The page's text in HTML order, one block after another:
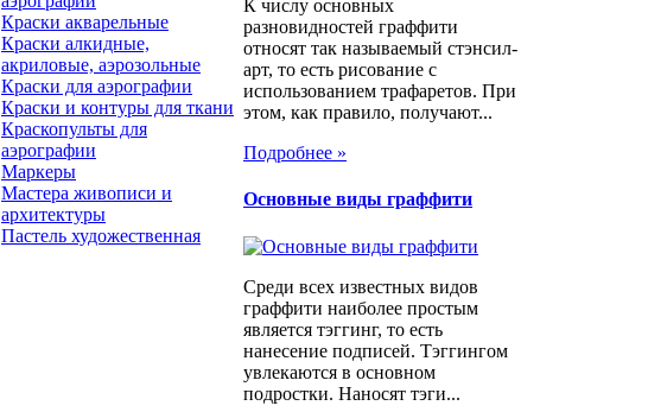
Краски акварельные
Краски алкидные,
акриловые, аэрозольные
Краски для аэрографии
Краски и контуры для ткани
Краскопульты для
аэрографии
Маркеры
Мастера живописи и
архитектуры
Пастель художественная
К числу основных
разновидностей граффити
относят так называемый стэнсил-
арт, то есть рисование с
использованием трафаретов. При
этом, как правило, получают...
Подробнее »
Основные виды граффити
Среди всех известных видов
граффити наиболее простым
является тэггинг, то есть
нанесение подписей. Тэггингом
увлекаются в основном
подростки. Наносят тэги...